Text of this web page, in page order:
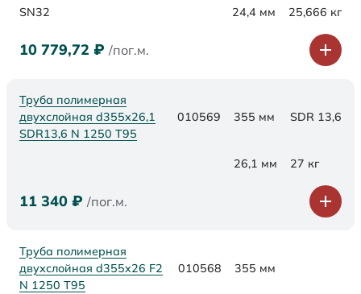
SN32 24,4 мм 25,666 кг
10 779,72 ₽ /пог.м.
Труба полимерная
двухслойная d355x26,1
SDR13,6 N 1250 Т95
010569 355 мм SDR 13,6
26,1 мм 27 кг
11 340 ₽ /пог.м.
Труба полимерная
двухслойная d355x26 F2
N 1250 Т95
010568 355 мм